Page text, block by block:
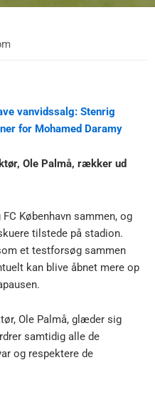
vanvidssalg: Stenrig
for Mohamed Daramy
Ole Palmå, rækker ud
København sammen, og
tilstede på stadion.
et testforsøg sammen
kan blive åbnet mere op
Ole Palmå, glæder sig
samtidig alle de
og respektere de